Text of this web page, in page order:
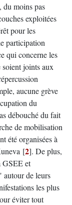
du moins pas
exploitées
pour les
participation
qui concerne les
soient joints aux
aucune grève
du
débouché du fait
de mobilisation
été organisées à
[2]. De plus,
GSEE et
de leurs
les plus
éviter tout